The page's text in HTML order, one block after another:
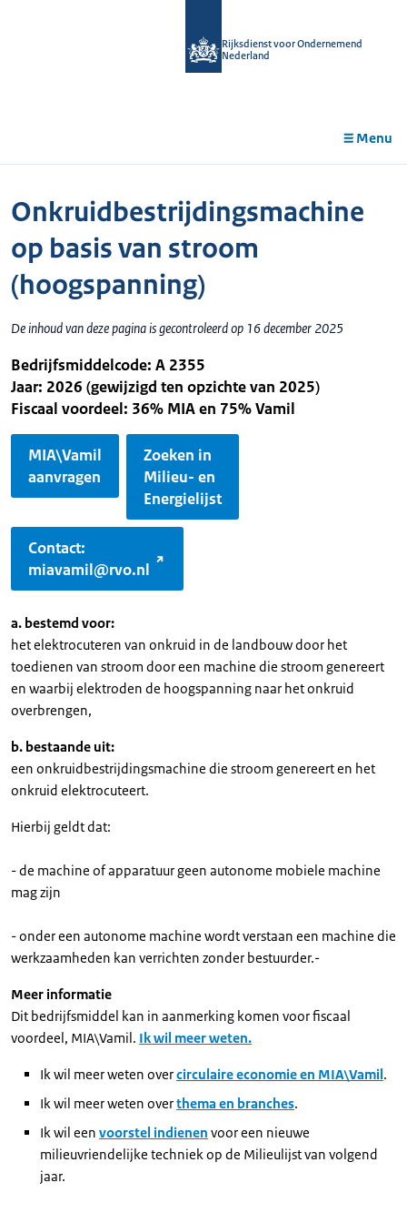
Rijksdienst voor Ondernemend
Nederland
Menu
Onkruidbestrijdingsmachine
op basis van stroom
(hoogspanning)
De inhoud van deze pagina is gecontroleerd op 16 december 2025
Bedrijfsmiddelcode: A 2355
Jaar: 2026 (gewijzigd ten opzichte van 2025)
Fiscaal voordeel: 36% MIA en 75% Vamil
MIA\Vamil
aanvragen
Zoeken in
Milieu- en
Energielijst
Contact:
miavamil@rvo.nl
a. bestemd voor:
het elektrocuteren van onkruid in de landbouw door het
toedienen van stroom door een machine die stroom genereert
en waarbij elektroden de hoogspanning naar het onkruid
overbrengen,
b. bestaande uit:
een onkruidbestrijdingsmachine die stroom genereert en het
onkruid elektrocuteert.
Hierbij geldt dat:
- de machine of apparatuur geen autonome mobiele machine
mag zijn
- onder een autonome machine wordt verstaan een machine die
werkzaamheden kan verrichten zonder bestuurder.-
Meer informatie
Dit bedrijfsmiddel kan in aanmerking komen voor fiscaal
voordeel, MIA\Vamil. Ik wil meer weten.
Ik wil meer weten overcirculaire economie en MIA\Vamil.
Ik wil meer weten overthema en branches.
Ik wil een voorstel indienen voor een nieuwe
milieuvriendelijke techniek op de Milieulijst van volgend
jaar.